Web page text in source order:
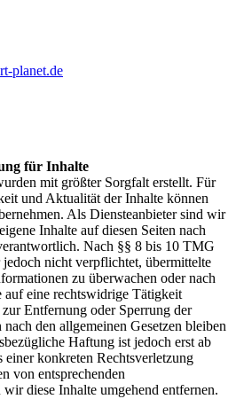
planet.de
für Inhalte
mit größter Sorgfalt erstellt. Für
und Aktualität der Inhalte können
Als Diensteanbieter sind wir
Inhalte auf diesen Seiten nach
Nach §§ 8 bis 10 TMG
nicht verpflichtet, übermittelte
zu überwachen oder nach
auf eine rechtswidrige Tätigkeit
Entfernung oder Sperrung der
den allgemeinen Gesetzen bleiben
Haftung ist jedoch erst ab
konkreten Rechtsverletzung
von entsprechenden
diese Inhalte umgehend entfernen.